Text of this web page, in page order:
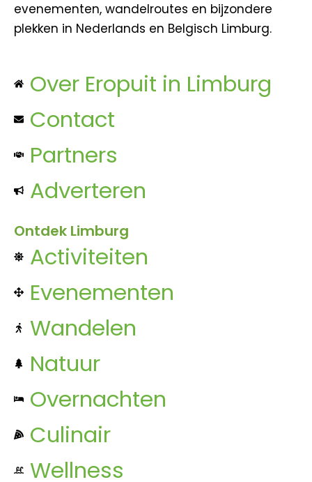
evenementen, wandelroutes en bijzondere
plekken in Nederlands en Belgisch Limburg.
Over Eropuit in Limburg
Contact
Partners
Adverteren
Ontdek Limburg
Activiteiten
Evenementen
Wandelen
Natuur
Overnachten
Culinair
Wellness